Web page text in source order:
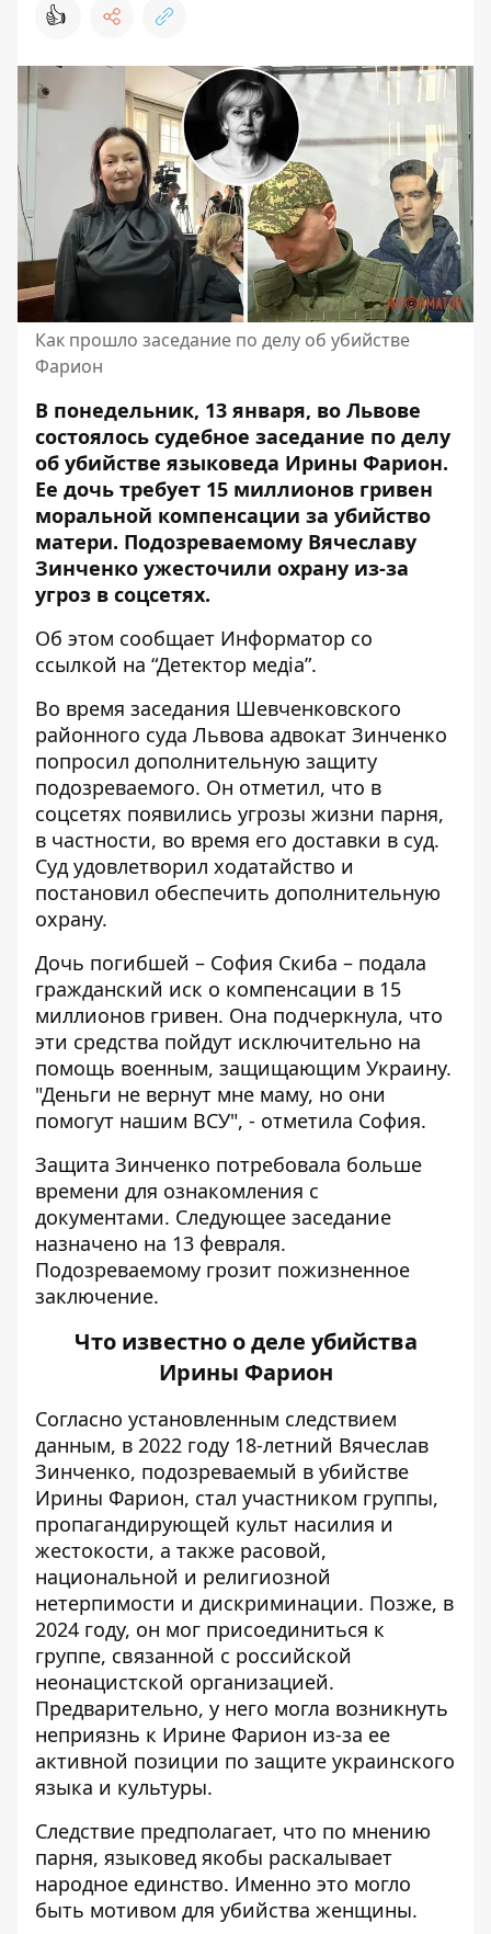
👍
Как прошло заседание по делу об убийстве
Фарион
В понедельник, 13 января, во Львове
состоялось судебное заседание по делу
об убийстве языковеда Ирины Фарион.
Ее дочь требует 15 миллионов гривен
моральной компенсации за убийство
матери. Подозреваемому Вячеславу
Зинченко ужесточили охрану из-за
угроз в соцсетях.
Об этом сообщает Информатор со
ссылкой на “Детектор медіа”.
Во время заседания Шевченковского
районного суда Львова адвокат Зинченко
попросил дополнительную защиту
подозреваемого. Он отметил, что в
соцсетях появились угрозы жизни парня,
в частности, во время его доставки в суд.
Суд удовлетворил ходатайство и
постановил обеспечить дополнительную
охрану.
Дочь погибшей – София Скиба – подала
гражданский иск о компенсации в 15
миллионов гривен. Она подчеркнула, что
эти средства пойдут исключительно на
помощь военным, защищающим Украину.
"Деньги не вернут мне маму, но они
помогут нашим ВСУ", - отметила София.
Защита Зинченко потребовала больше
времени для ознакомления с
документами. Следующее заседание
назначено на 13 февраля.
Подозреваемому грозит пожизненное
заключение.
Что известно о деле убийства
Ирины Фарион
Согласно установленным следствием
данным, в 2022 году 18-летний Вячеслав
Зинченко, подозреваемый в убийстве
Ирины Фарион, стал участником группы,
пропагандирующей культ насилия и
жестокости, а также расовой,
национальной и религиозной
нетерпимости и дискриминации. Позже, в
2024 году, он мог присоединиться к
группе, связанной с российской
неонацистской организацией.
Предварительно, у него могла возникнуть
неприязнь к Ирине Фарион из-за ее
активной позиции по защите украинского
языка и культуры.
Следствие предполагает, что по мнению
парня, языковед якобы раскалывает
народное единство. Именно это могло
быть мотивом для убийства женщины.